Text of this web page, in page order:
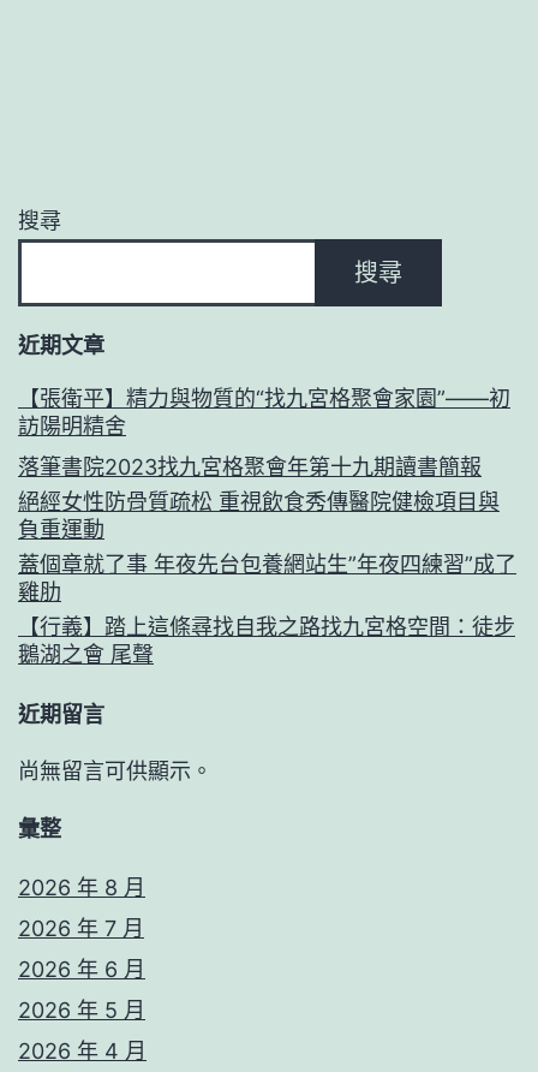
搜尋
搜尋
近期文章
【張衛平】精力與物質的“找九宮格聚會家園”——初
訪陽明精舍
落筆書院2023找九宮格聚會年第十九期讀書簡報
絕經女性防骨質疏松 重視飲食秀傳醫院健檢項目與
負重運動
蓋個章就了事 年夜先台包養網站生”年夜四練習”成了
雞肋
【行義】踏上這條尋找自我之路找九宮格空間：徒步
鵝湖之會 尾聲
近期留言
尚無留言可供顯示。
彙整
2026 年 8 月
2026 年 7 月
2026 年 6 月
2026 年 5 月
2026 年 4 月